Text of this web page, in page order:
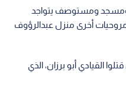
ومستوصف يتواجد
أخرى منزل عبدالرؤوف
القيادي أبو برزان، الذي